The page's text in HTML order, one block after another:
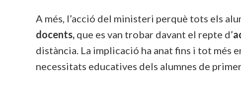
A més, l’acció del ministeri perquè tots els
docents, que es van trobar davant el repte d’
distància. La implicació ha anat fins i tot més
necessitats educatives dels alumnes de